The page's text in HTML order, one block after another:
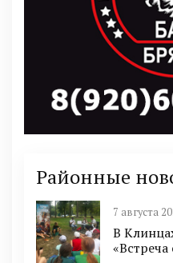
Районные
7 августа
В